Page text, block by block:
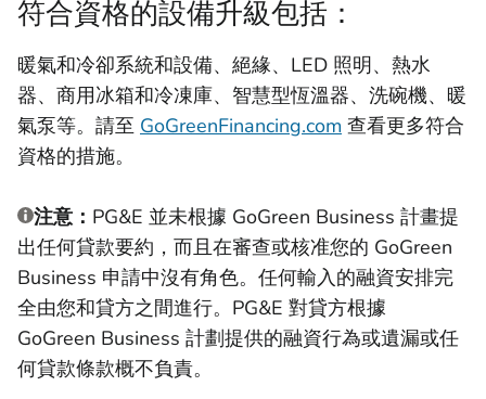
符合資格的設備升級包括：
暖氣和冷卻系統和設備、絕緣、LED 照明、熱水
器、商用冰箱和冷凍庫、智慧型恆溫器、洗碗機、暖
氣泵等。請至 GoGreenFinancing.com 查看更多符合
資格的措施。
注意： PG&E 並未根據 GoGreen Business 計畫提
出任何貸款要約，而且在審查或核准您的 GoGreen
Business 申請中沒有角色。任何輸入的融資安排完
全由您和貸方之間進行。PG&E 對貸方根據
GoGreen Business 計劃提供的融資行為或遺漏或任
何貸款條款概不負責。